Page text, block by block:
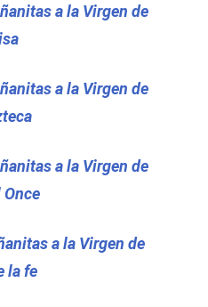
a la Virgen de
a la Virgen de
a la Virgen de
Once
a la Virgen de
la fe